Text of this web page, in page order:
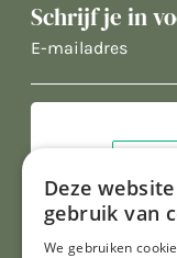
Schrijf je in
E-
Deze
gebruik van
We gebruiken